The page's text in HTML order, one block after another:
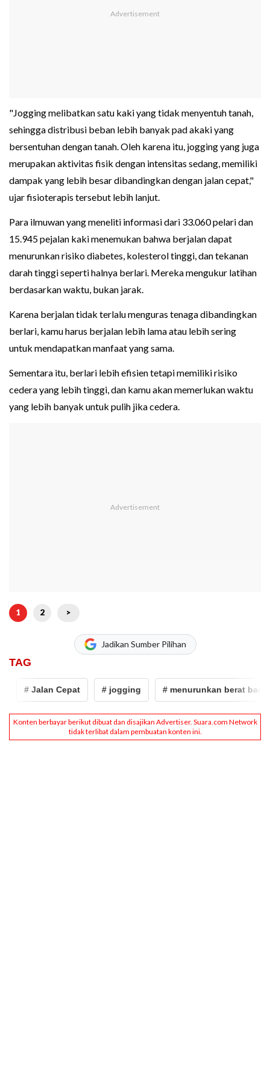
"Jogging melibatkan satu kaki yang tidak menyentuh tanah,
sehingga distribusi beban lebih banyak pad akaki yang
bersentuhan dengan tanah. Oleh karena itu, jogging yang juga
merupakan aktivitas fisik dengan intensitas sedang, memiliki
dampak yang lebih besar dibandingkan dengan jalan cepat,"
ujar fisioterapis tersebut lebih lanjut.
Para ilmuwan yang meneliti informasi dari 33.060 pelari dan
15.945 pejalan kaki menemukan bahwa berjalan dapat
menurunkan risiko diabetes, kolesterol tinggi, dan tekanan
darah tinggi seperti halnya berlari. Mereka mengukur latihan
berdasarkan waktu, bukan jarak.
Karena berjalan tidak terlalu menguras tenaga dibandingkan
berlari, kamu harus berjalan lebih lama atau lebih sering
untuk mendapatkan manfaat yang sama.
Sementara itu, berlari lebih efisien tetapi memiliki risiko
cedera yang lebih tinggi, dan kamu akan memerlukan waktu
yang lebih banyak untuk pulih jika cedera.
1 2 >
Jadikan Sumber Pilihan
TAG
# Jalan Cepat # jogging # menurunkan berat badan